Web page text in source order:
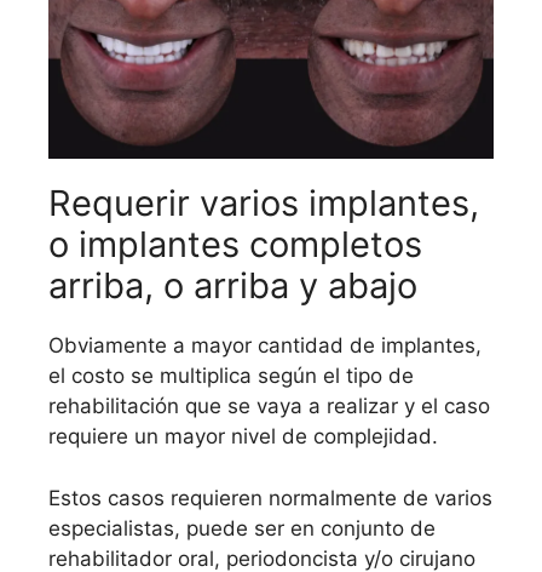
Requerir varios implantes,
o implantes completos
arriba, o arriba y abajo
Obviamente a mayor cantidad de implantes,
el costo se multiplica según el tipo de
rehabilitación que se vaya a realizar y el caso
requiere un mayor nivel de complejidad.
Estos casos requieren normalmente de varios
especialistas, puede ser en conjunto de
rehabilitador oral, periodoncista y/o cirujano